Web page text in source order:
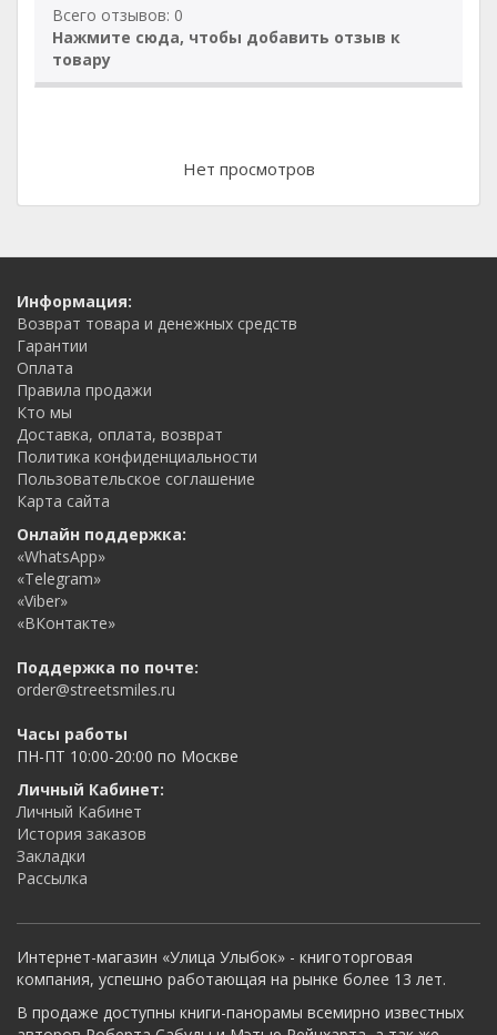
Всего отзывов: 0
Нажмите сюда, чтобы добавить отзыв к
товару
Нет просмотров
Информация:
Возврат товара и денежных средств
Гарантии
Оплата
Правила продажи
Кто мы
Доставка, оплата, возврат
Политика конфиденциальности
Пользовательское соглашение
Карта сайта
Онлайн поддержка:
«WhatsApp»
«Telegram»
«Viber»
«ВКонтакте»
Поддержка по почте:
order@streetsmiles.ru
Часы работы
ПН-ПТ 10:00-20:00 по Москве
Личный Кабинет:
Личный Кабинет
История заказов
Закладки
Рассылка
Интернет-магазин «Улица Улыбок» - книготорговая
компания, успешно работающая на рынке более 13 лет.
В продаже доступны книги-панорамы всемирно известных